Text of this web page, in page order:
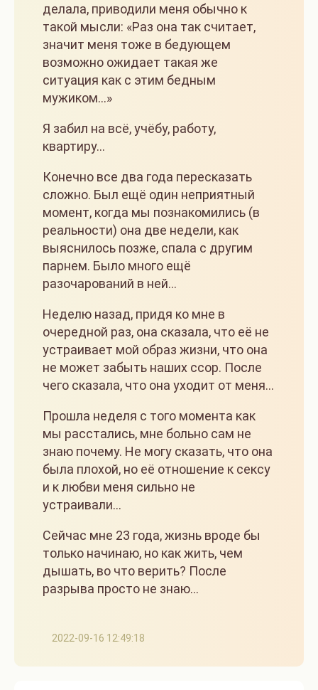
2022-09-16 12:49:18
делала, приводили меня обычно к
такой мысли: «Раз она так считает,
значит меня тоже в бедующем
возможно ожидает такая же
ситуация как с этим бедным
мужиком…»
Я забил на всё, учёбу, работу,
квартиру…
Конечно все два года пересказать
сложно. Был ещё один неприятный
момент, когда мы познакомились (в
реальности) она две недели, как
выяснилось позже, спала с другим
парнем. Было много ещё
разочарований в ней…
Неделю назад, придя ко мне в
очередной раз, она сказала, что её не
устраивает мой образ жизни, что она
не может забыть наших ссор. После
чего сказала, что она уходит от меня…
Прошла неделя с того момента как
мы расстались, мне больно сам не
знаю почему. Не могу сказать, что она
была плохой, но её отношение к сексу
и к любви меня сильно не
устраивали…
Сейчас мне 23 года, жизнь вроде бы
только начинаю, но как жить, чем
дышать, во что верить? После
разрыва просто не знаю…